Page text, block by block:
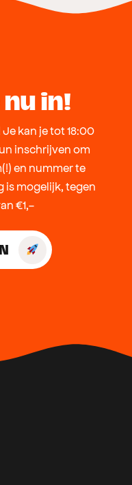
in!
kan je tot 18:00
inschrijven om
en nummer te
is mogelijk, tegen
€1,-